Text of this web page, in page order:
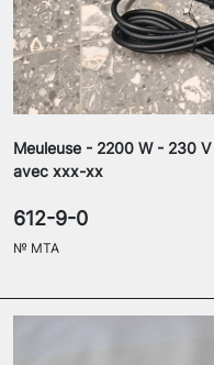
Meuleuse - 2200 W - 230
avec xxx-xx
612-9-0
№ MTA